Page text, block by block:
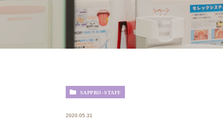
SAPPRO-STAFF
2020.05.31